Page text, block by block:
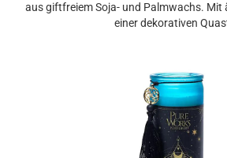
aus giftfreiem Soja- und Palmwachs. Mit
einer dekorativen